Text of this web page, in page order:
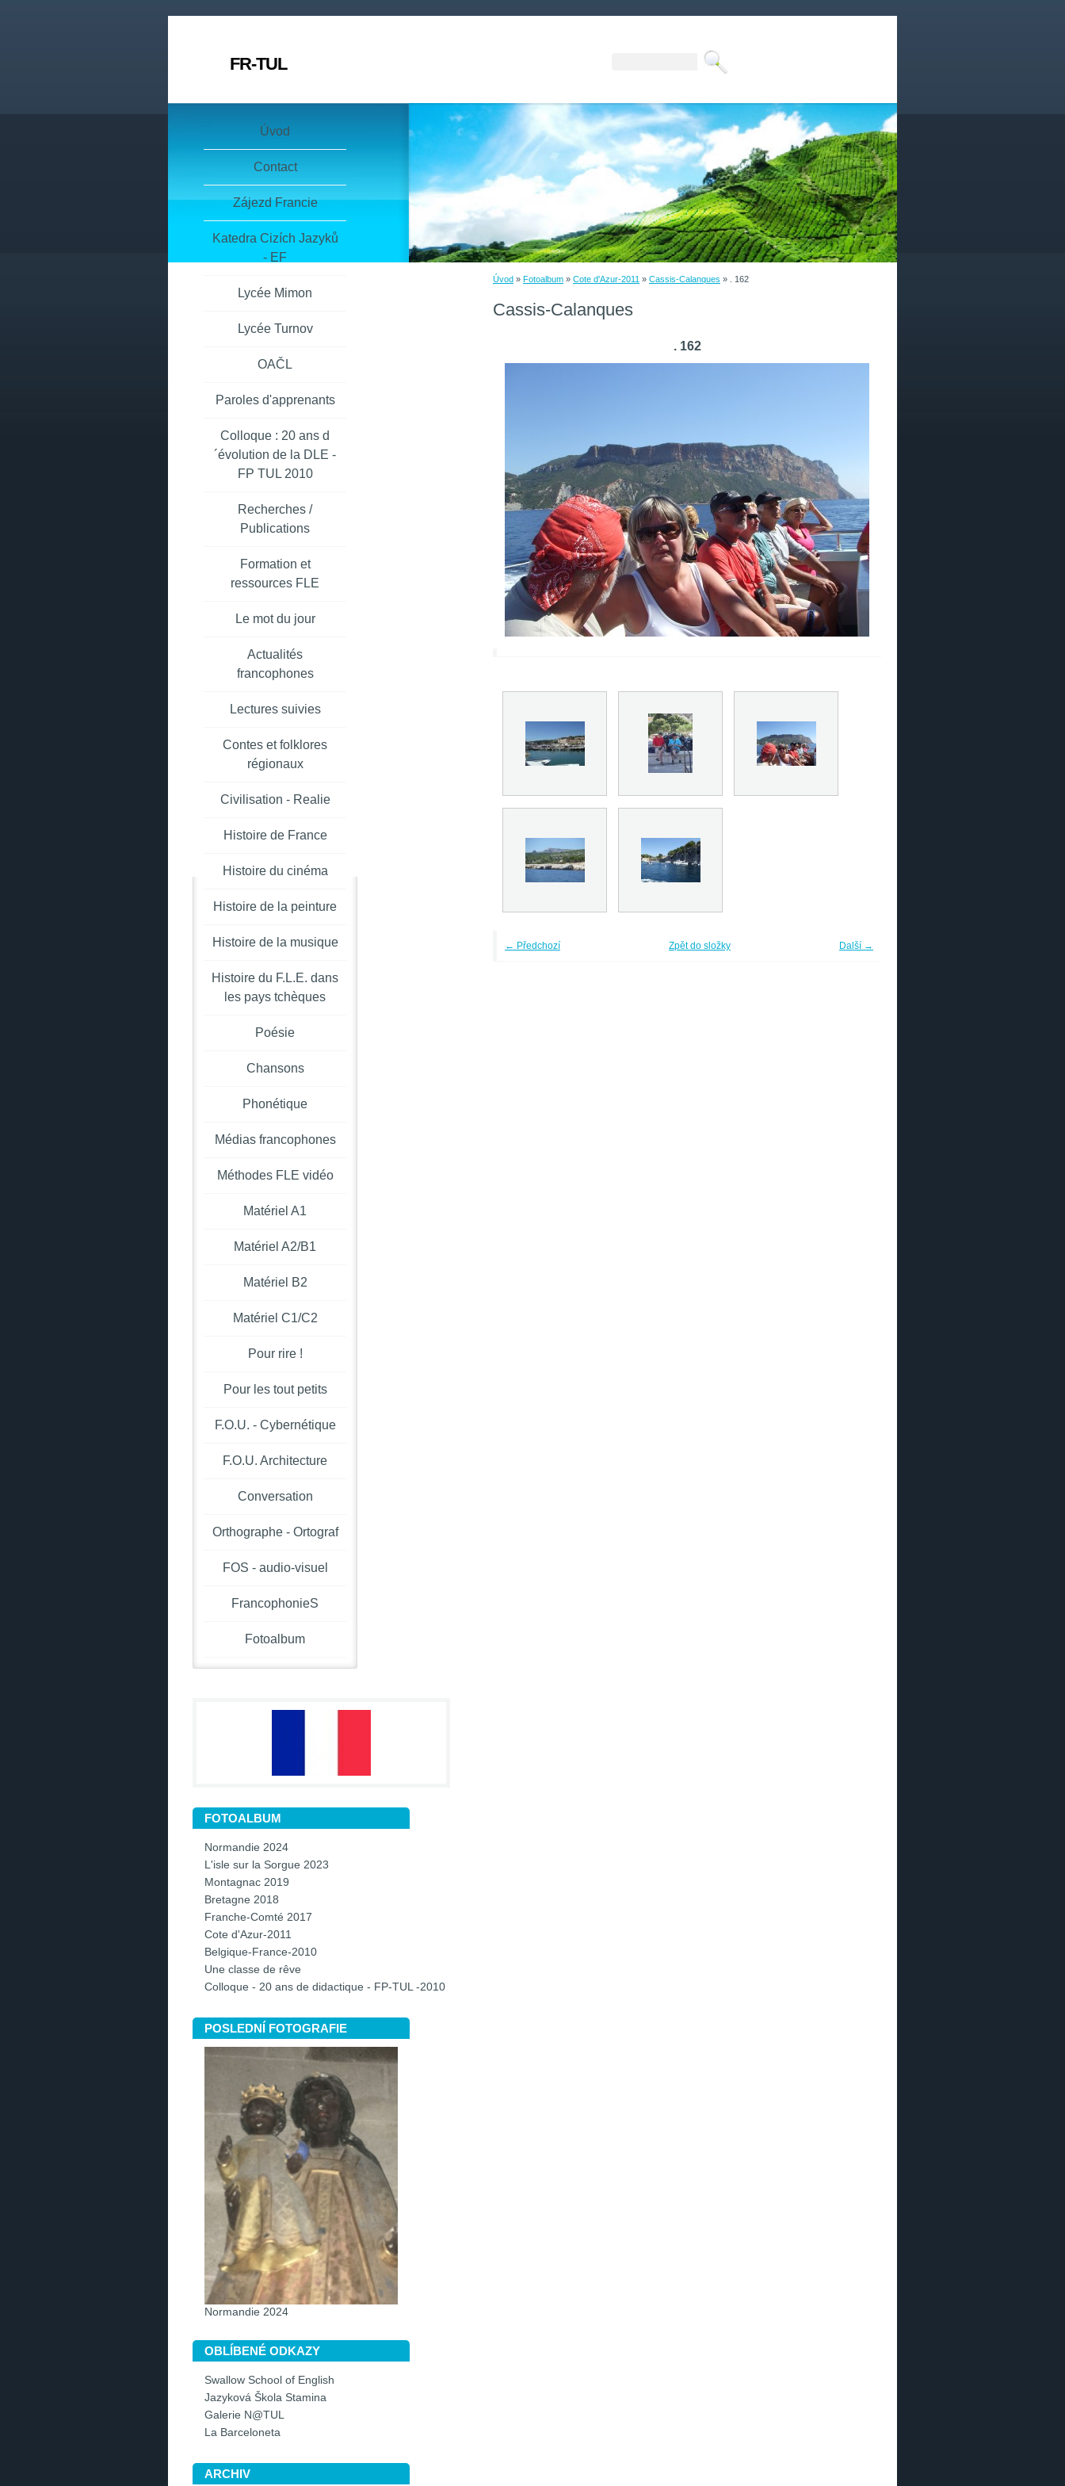
FR-TUL
Úvod » Fotoalbum » Cote d'Azur-2011 » Cassis-Calanques » . 162
Cassis-Calanques
. 162
← Předchozí Další →
Zpět do složky
Úvod
Contact
Zájezd Francie
Katedra Cizích Jazyků
- EF
Lycée Mimon
Lycée Turnov
OAČL
Paroles d'apprenants
Colloque : 20 ans d
´évolution de la DLE -
FP TUL 2010
Recherches /
Publications
Formation et
ressources FLE
Le mot du jour
Actualités
francophones
Lectures suivies
Contes et folklores
régionaux
Civilisation - Realie
Histoire de France
Histoire du cinéma
Histoire de la peinture
Histoire de la musique
Histoire du F.L.E. dans
les pays tchèques
Poésie
Chansons
Phonétique
Médias francophones
Méthodes FLE vidéo
Matériel A1
Matériel A2/B1
Matériel B2
Matériel C1/C2
Pour rire !
Pour les tout petits
F.O.U. - Cybernétique
F.O.U. Architecture
Conversation
Orthographe - Ortograf
FOS - audio-visuel
FrancophonieS
Fotoalbum
FOTOALBUM
Normandie 2024
L'isle sur la Sorgue 2023
Montagnac 2019
Bretagne 2018
Franche-Comté 2017
Cote d'Azur-2011
Belgique-France-2010
Une classe de rêve
Colloque - 20 ans de didactique - FP-TUL -2010
POSLEDNÍ FOTOGRAFIE
Normandie 2024
OBLÍBENÉ ODKAZY
Swallow School of English
Jazyková Škola Stamina
Galerie N@TUL
La Barceloneta
ARCHIV